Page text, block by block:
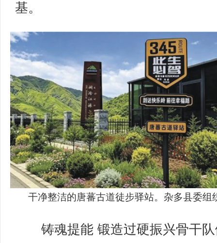
基。
干净整洁的唐蕃古道徒步驿站。杂多县委组
铸魂提能 锻造过硬振兴骨干队